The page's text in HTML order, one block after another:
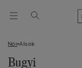
Női Alsók
Bugyi